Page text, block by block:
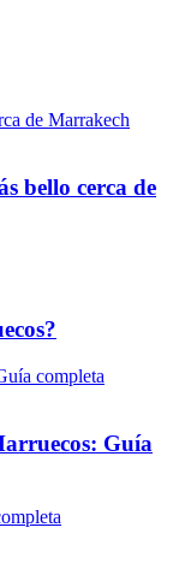
de Marrakech
bello cerca de
completa
Guía